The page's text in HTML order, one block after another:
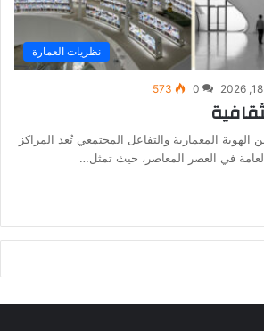
نظريات العمارة
0
573
الهوية المعمارية والتفاعل المجتمعي تُعد المراكز
في العصر المعاصر، حيث تمثل…